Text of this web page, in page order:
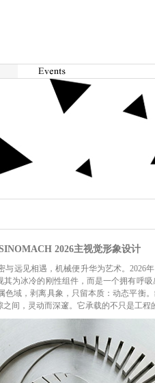
2026主视觉形象设计
与远见相遇，机械便升华为艺术。2026
其为冰冷的刚性组件，而是一个拥有呼
色域，剥离具象，只留本质：动态平衡
之间，灵动而深邃。它承载的不只是工